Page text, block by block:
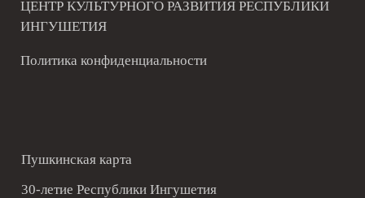
ЦЕНТР КУЛЬТУРНОГО РАЗВИТИЯ РЕСПУБЛИКИ
ИНГУШЕТИЯ
Политика конфиденциальности
Пушкинская карта
30-летие Республики Ингушетия